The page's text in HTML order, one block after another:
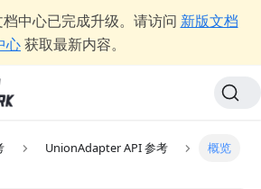
中心已完成升级。请访问 新版文档
心获取最新内容。
UnionAdapter API 参考 概览